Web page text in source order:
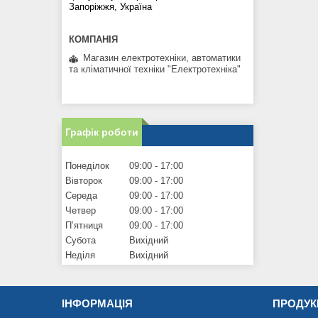
Запоріжжя, Україна
Магазин електротехніки, автоматики
та кліматичної техніки "Електротехніка"
Графік роботи
Понеділок 09:00
17:00
Вівторок
09:00
17:00
Середа
09:00
17:00
Четвер
09:00
17:00
Пʼятниця
09:00
17:00
Субота
Вихідний
Неділя
Вихідний
ІНФОРМАЦІЯ